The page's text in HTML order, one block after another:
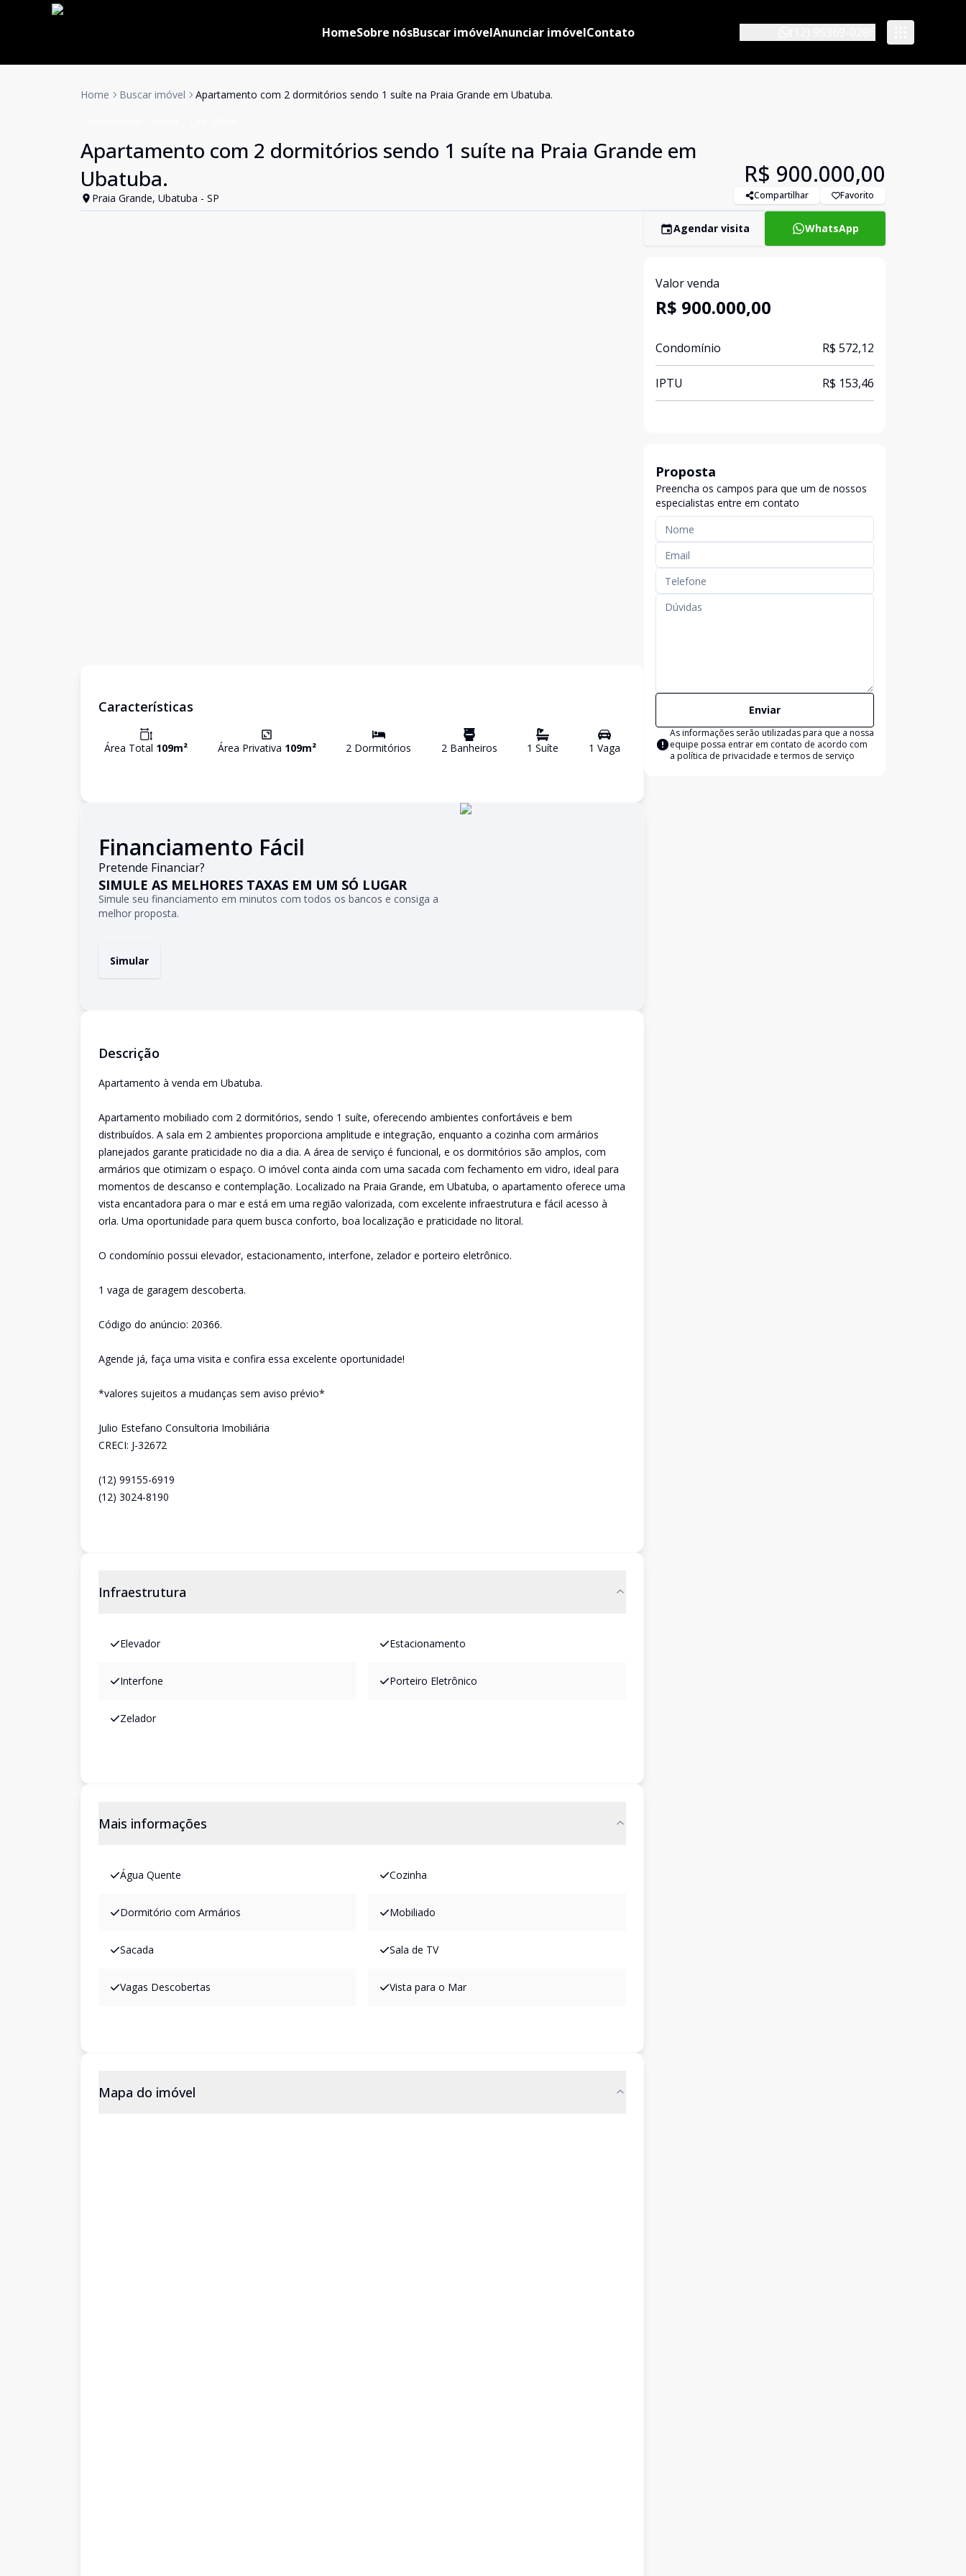
HomeSobre nósBuscar imóvelAnunciar imóvelContato
Home Buscar imóvel Apartamento com 2 dormitórios sendo 1 suíte na Praia Grande em Ubatuba.
Apartamento com 2 dormitórios sendo 1 suíte na Praia Grande em
Ubatuba.
Praia Grande, Ubatuba - SP
R$ 900.000,00
Compartilhar Favorito
Características
Área Total 109m² Área Privativa 109m² 2 Dormitórios 2Banheiros 1 Suíte 1 Vaga
Financiamento Fácil
Pretende Financiar?
SIMULE AS MELHORES TAXAS EM UM SÓ LUGAR
Simule seu financiamento em minutos com todos os bancos e consiga a
melhor proposta.
Simular
Descrição
Apartamento à venda em Ubatuba.
Apartamento mobiliado com 2 dormitórios, sendo 1 suíte, oferecendo ambientes confortáveis e bem
distribuídos. A sala em 2 ambientes proporciona amplitude e integração, enquanto a cozinha com armários
planejados garante praticidade no dia a dia. A área de serviço é funcional, e os dormitórios são amplos, com
armários que otimizam o espaço. O imóvel conta ainda com uma sacada com fechamento em vidro, ideal para
momentos de descanso e contemplação. Localizado na Praia Grande, em Ubatuba, o apartamento oferece uma
vista encantadora para o mar e está em uma região valorizada, com excelente infraestrutura e fácil acesso à
orla. Uma oportunidade para quem busca conforto, boa localização e praticidade no litoral.
O condomínio possui elevador, estacionamento, interfone, zelador e porteiro eletrônico.
1 vaga de garagem descoberta.
Código do anúncio: 20366.
Agende já, faça uma visita e confira essa excelente oportunidade!
*valores sujeitos a mudanças sem aviso prévio*
Julio Estefano Consultoria Imobiliária
CRECI: J-32672
(12) 99155-6919
(12) 3024-8190
Infraestrutura
Elevador Estacionamento
Interfone Porteiro Eletrônico
Zelador
Mais informações
Água Quente Cozinha
Dormitório com Armários Mobiliado
Sacada Sala de TV
Vagas Descobertas Vista para o Mar
Mapa do imóvel
Agendar visita WhatsApp
Valor venda
R$ 900.000,00
Condomínio R$ 572,12
IPTU R$ 153,46
Proposta
Preencha os campos para que um de nossos
especialistas entre em contato
Enviar
As informações serão utilizadas para que a nossa
equipe possa entrar em contato de acordo com
a política de privacidade e termos de serviço